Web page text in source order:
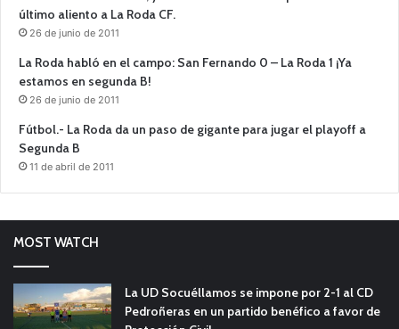
último aliento a La Roda CF.
26 de junio de 2011
La Roda habló en el campo: San Fernando 0 – La Roda 1 ¡Ya
estamos en segunda B!
26 de junio de 2011
Fútbol.- La Roda da un paso de gigante para jugar el playoff a
Segunda B
11 de abril de 2011
MOST WATCH
La UD Socuéllamos se impone por 2-1 al CD
Pedroñeras en un partido benéfico a favor de